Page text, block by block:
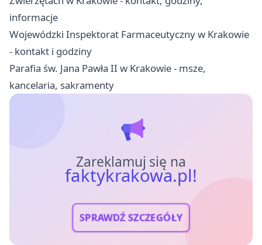
informacje
Wojewódzki Inspektorat Farmaceutyczny w Krakowie
- kontakt i godziny
Parafia św. Jana Pawła II w Krakowie - msze,
kancelaria, sakramenty
Zareklamuj się na
faktykrakowa.pl!
SPRAWDŹ SZCZEGÓŁY